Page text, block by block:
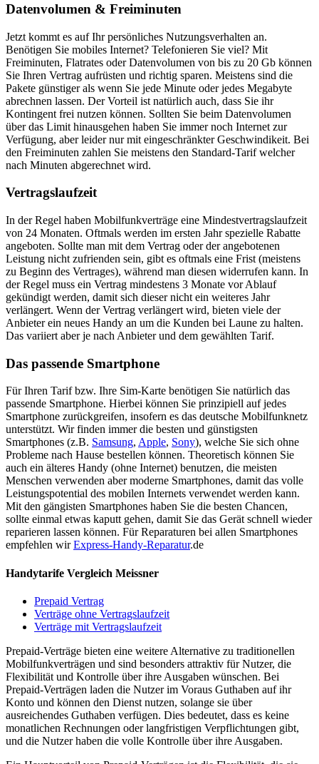
Datenvolumen & Freiminuten
Jetzt kommt es auf Ihr persönliches Nutzungsverhalten an.
Benötigen Sie mobiles Internet? Telefonieren Sie viel? Mit
Freiminuten, Flatrates oder Datenvolumen von bis zu 20 Gb können
Sie Ihren Vertrag aufrüsten und richtig sparen. Meistens sind die
Pakete günstiger als wenn Sie jede Minute oder jedes Megabyte
abrechnen lassen. Der Vorteil ist natürlich auch, dass Sie ihr
Kontingent frei nutzen können. Sollten Sie beim Datenvolumen
über das Limit hinausgehen haben Sie immer noch Internet zur
Verfügung, aber leider nur mit eingeschränkter Geschwindikeit. Bei
den Freiminuten zahlen Sie meistens den Standard-Tarif welcher
nach Minuten abgerechnet wird.
Vertragslaufzeit
In der Regel haben Mobilfunkverträge eine Mindestvertragslaufzeit
von 24 Monaten. Oftmals werden im ersten Jahr spezielle Rabatte
angeboten. Sollte man mit dem Vertrag oder der angebotenen
Leistung nicht zufrienden sein, gibt es oftmals eine Frist (meistens
zu Beginn des Vertrages), während man diesen widerrufen kann. In
der Regel muss ein Vertrag mindestens 3 Monate vor Ablauf
gekündigt werden, damit sich dieser nicht ein weiteres Jahr
verlängert. Wenn der Vertrag verlängert wird, bieten viele der
Anbieter ein neues Handy an um die Kunden bei Laune zu halten.
Das variiert aber je nach Anbieter und dem gewählten Tarif.
Das passende Smartphone
Für Ihren Tarif bzw. Ihre Sim-Karte benötigen Sie natürlich das
passende Smartphone. Hierbei können Sie prinzipiell auf jedes
Smartphone zurückgreifen, insofern es das deutsche Mobilfunknetz
unterstützt. Wir finden immer die besten und günstigsten
Smartphones (z.B. Samsung, Apple, Sony), welche Sie sich ohne
Probleme nach Hause bestellen können. Theoretisch können Sie
auch ein älteres Handy (ohne Internet) benutzen, die meisten
Menschen verwenden aber moderne Smartphones, damit das volle
Leistungspotential des mobilen Internets verwendet werden kann.
Mit den gängisten Smartphones haben Sie die besten Chancen,
sollte einmal etwas kaputt gehen, damit Sie das Gerät schnell wieder
reparieren lassen können. Für Reparaturen bei allen Smartphones
empfehlen wirExpress-Handy-Reparatur.de
Handytarife Vergleich Meissner
Prepaid Vertrag
Verträge ohne Vertragslaufzeit
Verträge mit Vertragslaufzeit
Prepaid-Verträge bieten eine weitere Alternative zu traditionellen
Mobilfunkverträgen und sind besonders attraktiv für Nutzer, die
Flexibilität und Kontrolle über ihre Ausgaben wünschen. Bei
Prepaid-Verträgen laden die Nutzer im Voraus Guthaben auf ihr
Konto und können den Dienst nutzen, solange sie über
ausreichendes Guthaben verfügen. Dies bedeutet, dass es keine
monatlichen Rechnungen oder langfristigen Verpflichtungen gibt,
und die Nutzer haben die volle Kontrolle über ihre Ausgaben.